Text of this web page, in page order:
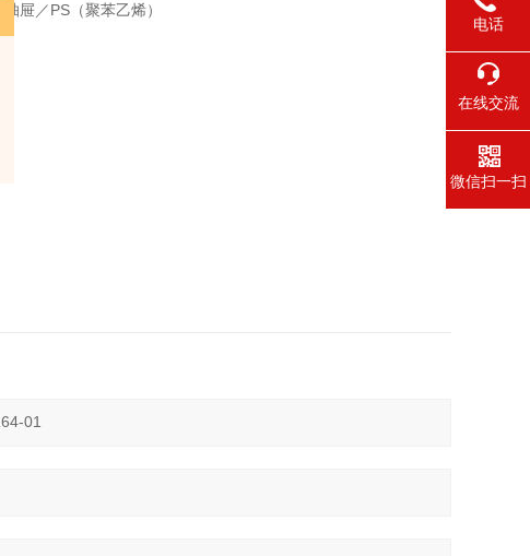
屉／PS（聚苯乙烯）
电话
在线交流
微信扫一扫